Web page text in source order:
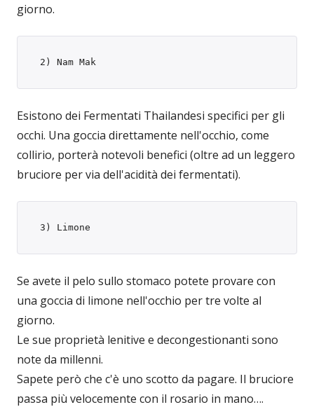
giorno.
2) Nam Mak
Esistono dei Fermentati Thailandesi specifici per gli
occhi. Una goccia direttamente nell'occhio, come
collirio, porterà notevoli benefici (oltre ad un leggero
bruciore per via dell'acidità dei fermentati).
3) Limone
Se avete il pelo sullo stomaco potete provare con
una goccia di limone nell'occhio per tre volte al
giorno.
Le sue proprietà lenitive e decongestionanti sono
note da millenni.
Sapete però che c'è uno scotto da pagare. Il bruciore
passa più velocemente con il rosario in mano….